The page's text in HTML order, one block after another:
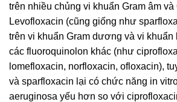
trên nhiều chủng vi khuẩn Gram âm
Levofloxacin (cũng giống như
trên vi khuẩn Gram dương và vi
các fluoroquinolon khác (như
lomefloxacin, norfloxacin, ofloxacin),
và sparfloxacin lại có chức năng in
aeruginosa yếu hơn so với